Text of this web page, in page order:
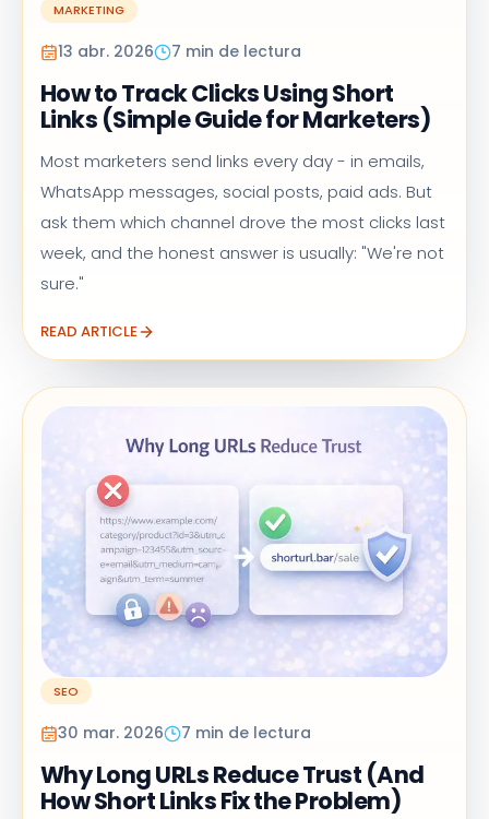
MARKETING
13 abr. 2026 7 min de lectura
How to Track Clicks Using Short
Links (Simple Guide for Marketers)
Most marketers send links every day - in emails,
WhatsApp messages, social posts, paid ads. But
ask them which channel drove the most clicks last
week, and the honest answer is usually: "We're not
sure."
READ ARTICLE
SEO
30 mar. 2026 7 min de lectura
Why Long URLs Reduce Trust (And
How Short Links Fix the Problem)